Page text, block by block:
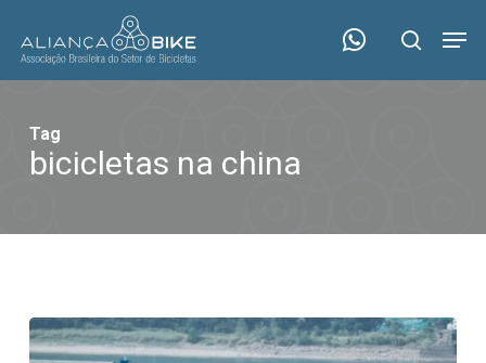
main
search
Tag
bicicletas na china